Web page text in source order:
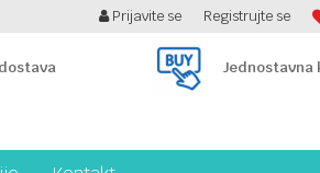
BESPLATNA ISPORUKA PREKO 7900 din!
Prijavite se Registrujte se
Jednostavna